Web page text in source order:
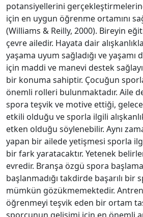
potansiyellerini
için en uygun öğrenme ortamını
(Williams & Reilly, 2000). Bireyin
çevre ailedir. Hayata dair
yaşama uyum sağladığı ve
için maddi ve manevi destek
bir konuma sahiptir. Çocuğun
önemli rolleri bulunmaktadır. Aile
spora teşvik ve motive ettiği,
etkili olduğu ve sporla ilgili
etken olduğu söylenebilir. Aynı
yapan bir ailede yetişmesi sporla
bir fark yaratacaktır. Yetenek
evredir. Branşa özgü spora
başlanmadığı takdirde başarılı bir
mümkün gözükmemektedir.
öğrenmeyi teşvik eden bir ortam